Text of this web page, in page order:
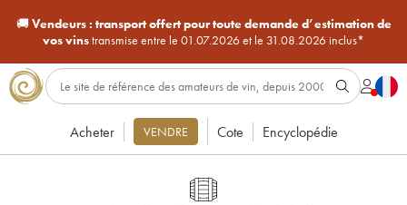
🚚Vendeurs : transport offert pour toute demande d’estimation de
vos vinstransmise entre le 01.07.2026 et le 31.08.2026 inclus*
Acheter VENDRE Cote Encyclopédie